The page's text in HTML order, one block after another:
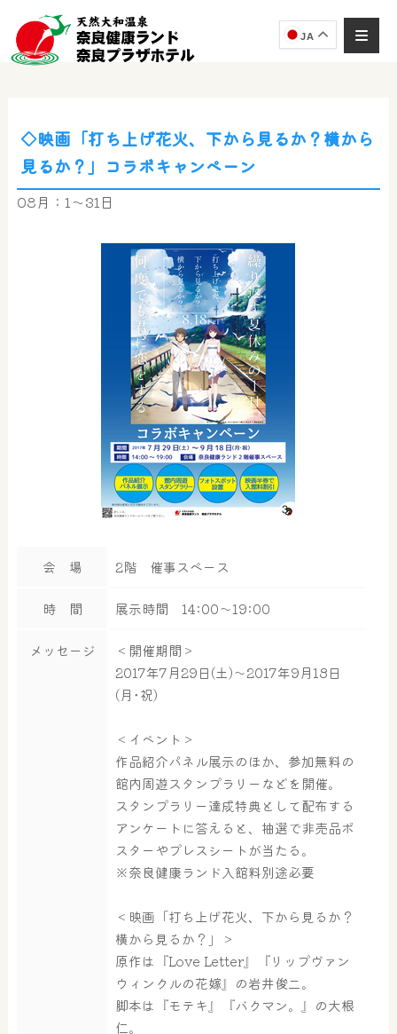
JA
◇映画「打ち上げ花火、下から見るか？横から
見るか？」コラボキャンペーン
08月：1～31日
会 場 2階 催事スペース
時 間 展示時間 14:00～19:00
メッセージ
＜開催期間＞
2017年7月29日(土)～2017年9月18日
(月･祝)
＜イベント＞
作品紹介パネル展示のほか、参加無料の
館内周遊スタンプラリーなどを開催。
スタンプラリー達成特典として配布する
アンケートに答えると、抽選で非売品ポ
スターやプレスシートが当たる。
※奈良健康ランド入館料別途必要
＜映画「打ち上げ花火、下から見るか？
横から見るか？」＞
原作は『Love Letter』『リップヴァン
ウィンクルの花嫁』の岩井俊二。
脚本は『モテキ』『バクマン。』の大根
仁。
AIコンシェルジュ